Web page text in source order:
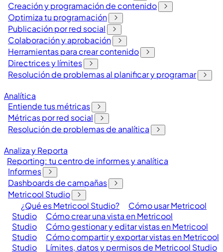
Creación y programación de contenido
Optimiza tu programación
Publicación por red social
Colaboración y aprobación
Herramientas para crear contenido
Directrices y límites
Resolución de problemas al planificar y programar
Analítica
Entiende tus métricas
Métricas por red social
Resolución de problemas de analítica
Analiza y Reporta
Reporting: tu centro de informes y analítica
Informes
Dashboards de campañas
Metricool Studio
¿Qué es Metricool Studio?
Cómo usar Metricool
Studio
Cómo crear una vista en Metricool
Studio
Cómo gestionar y editar vistas en Metricool
Studio
Cómo compartir y exportar vistas en Metricool
Studio
Límites, datos y permisos de Metricool Studio